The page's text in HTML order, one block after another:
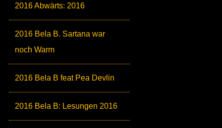
2016 Abwärts: 2016
2016 Bela B. Sartana war
noch Warm
2016 Bela B feat Pea Devlin
2016 Bela B: Lesungen 2016